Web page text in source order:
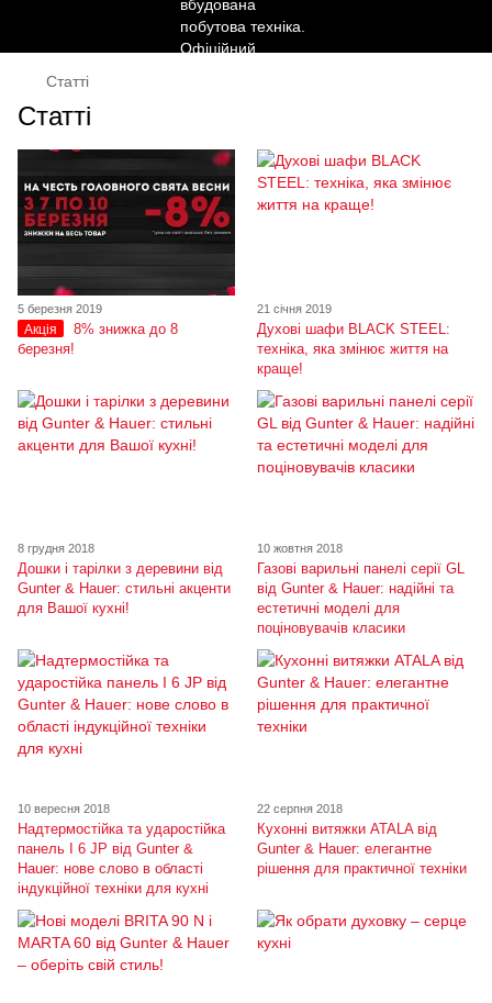
Статті
Статті
5 березня 2019
Акція
8% знижка до 8
березня!
21 січня 2019
Духові шафи BLACK STEEL:
техніка, яка змінює життя на
краще!
8 грудня 2018
Дошки і тарілки з деревини від
Gunter & Hauer: стильні акценти
для Вашої кухні!
10 жовтня 2018
Газові варильні панелі серії GL
від Gunter & Hauer: надійні та
естетичні моделі для
поціновувачів класики
10 вересня 2018
Надтермостійка та ударостійка
панель I 6 JP від Gunter &
Hauer: нове слово в області
індукційної техніки для кухні
22 серпня 2018
Кухонні витяжки ATALA від
Gunter & Hauer: елегантне
рішення для практичної техніки